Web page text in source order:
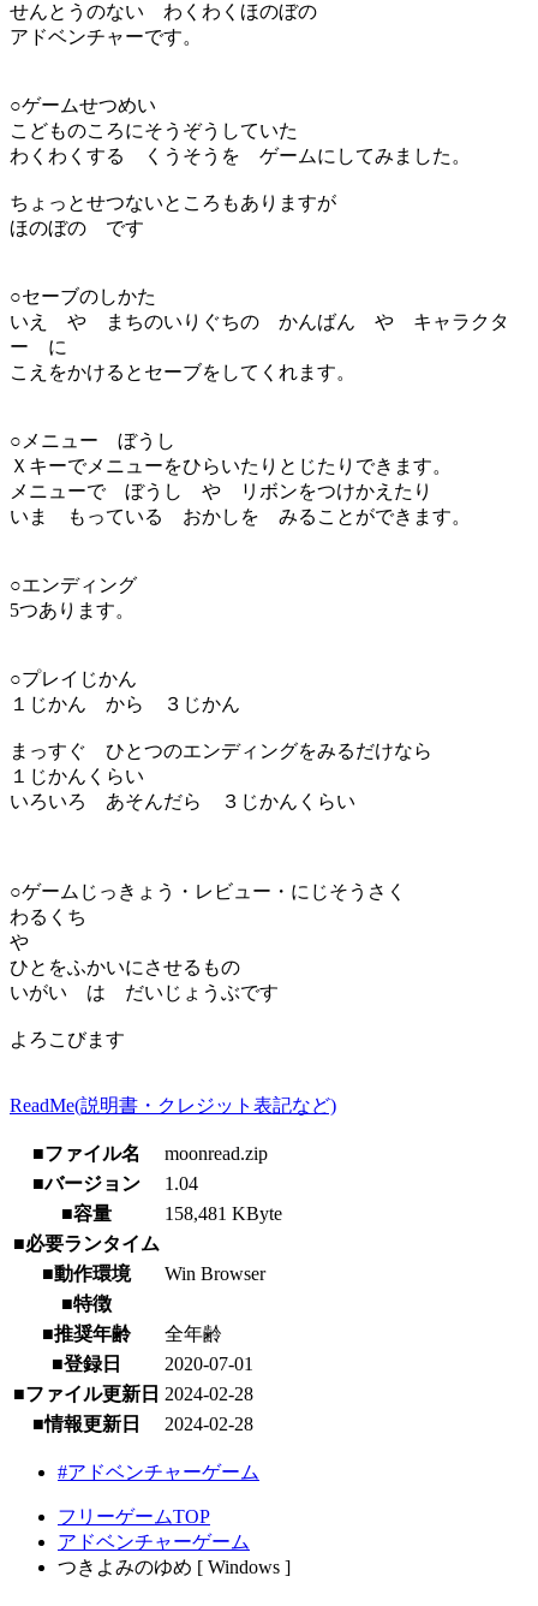
せんとうのない わくわくほのぼの
アドベンチャーです。
○ゲームせつめい
こどものころにそうぞうしていた
わくわくする くうそうを ゲームにしてみました。
ちょっとせつないところもありますが
ほのぼの です
○セーブのしかた
いえ や まちのいりぐちの かんばん や キャラクタ
ー に
こえをかけるとセーブをしてくれます。
○メニュー ぼうし
Ｘキーでメニューをひらいたりとじたりできます。
メニューで ぼうし や リボンをつけかえたり
いま もっている おかしを みることができます。
○エンディング
5つあります。
○プレイじかん
１じかん から ３じかん
まっすぐ ひとつのエンディングをみるだけなら
１じかんくらい
いろいろ あそんだら ３じかんくらい
○ゲームじっきょう・レビュー・にじそうさく
わるくち
や
ひとをふかいにさせるもの
いがい は だいじょうぶです
よろこびます
ReadMe(説明書・クレジット表記など)
■ファイル名
moonread.zip
■バージョン
1.04
■容量
158,481 KByte
■必要ランタイム
■動作環境
Win Browser
■特徴
■推奨年齢
全年齢
■登録日
2020-07-01
■ファイル更新日 2024-02-28
■情報更新日
2024-02-28
#アドベンチャーゲーム
フリーゲームTOP
アドベンチャーゲーム
つきよみのゆめ [ Windows ]